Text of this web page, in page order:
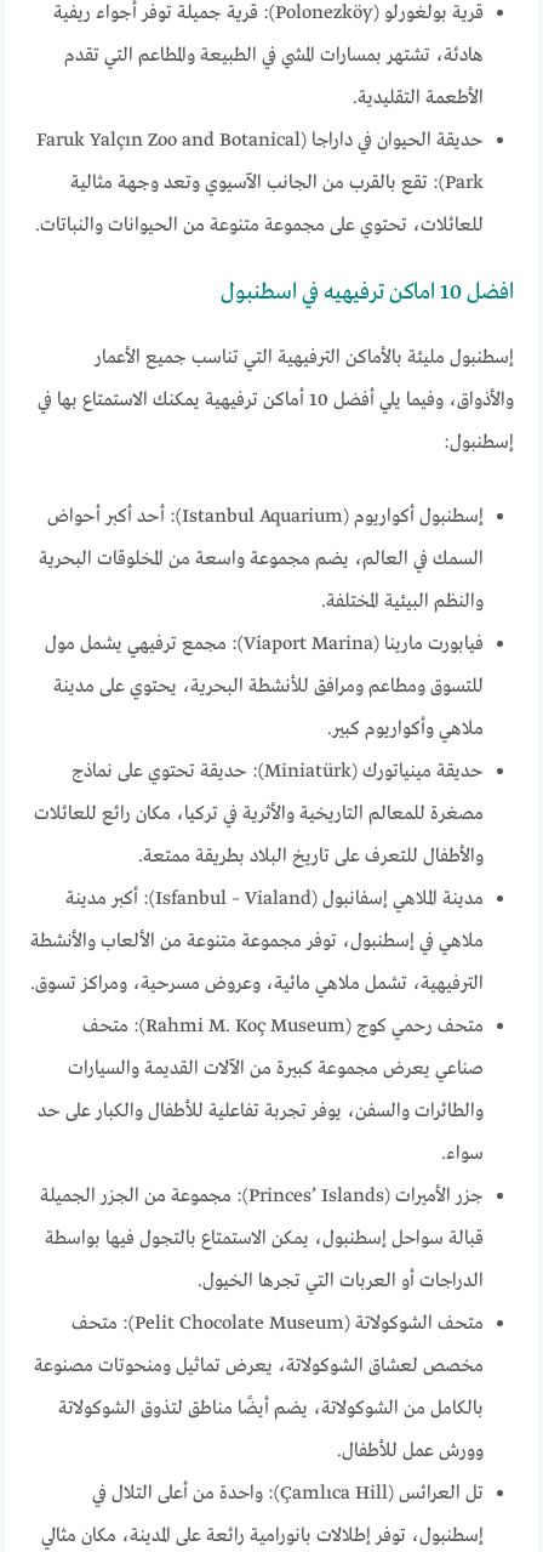
قرية بولغورلو (Polonezköy): قرية جميلة توفر أجواء ريفية
هادئة، تشتهر بمسارات المشي في الطبيعة والمطاعم التي تقدم
الأطعمة التقليدية.
حديقة الحيوان في داراجا (Faruk Yalçın Zoo and Botanical
Park): تقع بالقرب من الجانب الآسيوي وتعد وجهة مثالية
للعائلات، تحتوي على مجموعة متنوعة من الحيوانات والنباتات.
افضل 10 اماكن ترفيهيه في اسطنبول
إسطنبول مليئة بالأماكن الترفيهية التي تناسب جميع الأعمار
والأذواق، وفيما يلي أفضل 10 أماكن ترفيهية يمكنك الاستمتاع بها في
إسطنبول:
إسطنبول أكواريوم (Istanbul Aquarium): أحد أكبر أحواض
السمك في العالم، يضم مجموعة واسعة من المخلوقات البحرية
والنظم البيئية المختلفة.
فيابورت مارينا (Viaport Marina): مجمع ترفيهي يشمل مول
للتسوق ومطاعم ومرافق للأنشطة البحرية، يحتوي على مدينة
ملاهي وأكواريوم كبير.
حديقة مينياتورك (Miniatürk): حديقة تحتوي على نماذج
مصغرة للمعالم التاريخية والأثرية في تركيا، مكان رائع للعائلات
والأطفال للتعرف على تاريخ البلاد بطريقة ممتعة.
مدينة الملاهي إسفانبول (Isfanbul – Vialand): أكبر مدينة
ملاهي في إسطنبول، توفر مجموعة متنوعة من الألعاب والأنشطة
الترفيهية، تشمل ملاهي مائية، وعروض مسرحية، ومراكز تسوق.
متحف رحمي كوج (Rahmi M. Koç Museum): متحف
صناعي يعرض مجموعة كبيرة من الآلات القديمة والسيارات
والطائرات والسفن، يوفر تجربة تفاعلية للأطفال والكبار على حد
سواء.
جزر الأميرات (Princes’ Islands): مجموعة من الجزر الجميلة
قبالة سواحل إسطنبول، يمكن الاستمتاع بالتجول فيها بواسطة
الدراجات أو العربات التي تجرها الخيول.
متحف الشوكولاتة (Pelit Chocolate Museum): متحف
مخصص لعشاق الشوكولاتة، يعرض تماثيل ومنحوتات مصنوعة
بالكامل من الشوكولاتة، يضم أيضًا مناطق لتذوق الشوكولاتة
وورش عمل للأطفال.
تل العرائس (Çamlıca Hill): واحدة من أعلى التلال في
إسطنبول، توفر إطلالات بانورامية رائعة على المدينة، مكان مثالي